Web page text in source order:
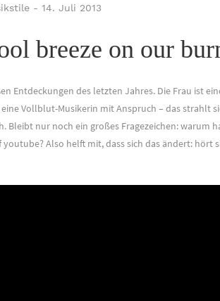
- 14. Juli 2013
breeze on our
Entdeckungen des letzten Jahres. Die Frau ist
Vollblut-Musikerin mit Anspruch – das strahlt
Bleibt nur noch ein großes Fragezeichen: warum
Also helft mit, dass sich das ändert: hört